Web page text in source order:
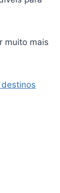
muito mais